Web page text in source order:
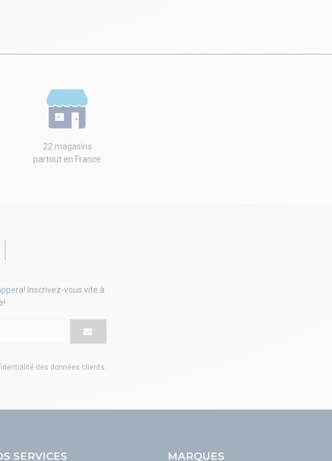
22 magasins
partout en France
Inscrivez-vous vite à
des données clients
SERVICES MARQUES